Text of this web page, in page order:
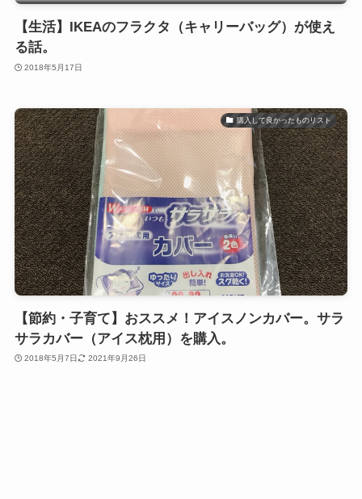
【生活】IKEAのフラクタ（キャリーバッグ）が使え
る話。
2018年5月17日
購入して良かったものリスト
【節約・子育て】おススメ！アイスノンカバー。サラ
サラカバー（アイス枕用）を購入。
2018年5月7日 2021年9月26日